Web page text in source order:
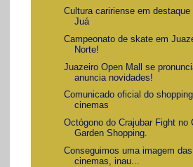
Cultura caririense em destaque
Juá
Campeonato de skate em
Norte!
Juazeiro Open Mall se
anuncia novidades!
Comunicado oficial do
cinemas
Octógono do Crajubar Fight no
Garden Shopping.
Conseguimos uma imagem
cinemas, inau...